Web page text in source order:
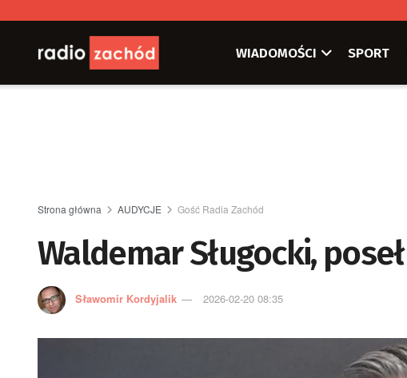
WIADOMOŚCI SPORT
Strona główna AUDYCJE Gość Radia Zachód
Waldemar Sługocki,
Sławomir Kordyjalik 2026-02-20 08:35